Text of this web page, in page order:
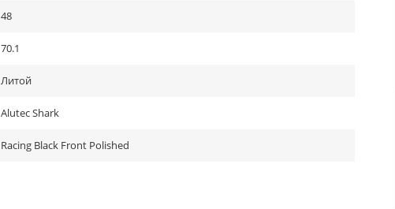
48
70.1
Литой
Alutec Shark
Racing Black Front Polished